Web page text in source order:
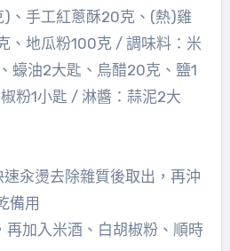
、手工紅蔥酥20克、(熱)雞
、地瓜粉100克 / 調味料：米
蠔油2大匙、烏醋20克、鹽1
粉1小匙 / 淋醬：蒜泥2大
汆燙去除雜質後取出，再沖
備用
再加入米酒、白胡椒粉、順時